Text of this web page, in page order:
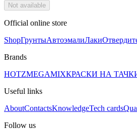
Not available
Official online store
ShopГрунтыАвтоэмалиЛаки
Brands
HOTZMEGAMIXКРАСКИ НА
Useful links
AboutContactsKnowledgeTech cards
Follow us